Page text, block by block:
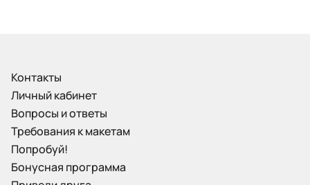
Контакты
Личный кабинет
Вопросы и ответы
Требования к макетам
Попробуй!
Бонусная программа